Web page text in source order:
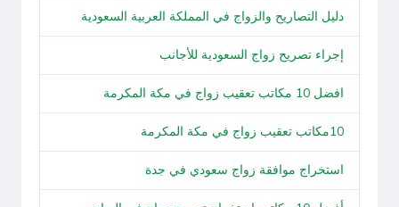
دليل التصاريح والزواج في المملكة العربية السعودية
إجراء تصريح زواج السعودية للأجانب
افضل 10 مكاتب تعقيب زواج في مكة المكرمة
10مكاتب تعقيب زواج في مكة المكرمة
استخراج موافقة زواج سعودي في جدة